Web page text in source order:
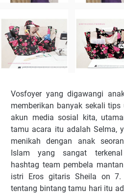
Vosfoyer yang digawangi
memberikan banyak sekali
akun media sosial kita,
tamu acara itu adalah Selma,
menikah dengan anak
Islam yang sangat
hashtag team pembela
istri Eros gitaris Sheila on 7.
tentang bintang tamu hari itu